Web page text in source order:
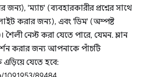
'ম্যাচ' (ব্যবহারকারীর প্রশ্নের সাথে
করার জন্য), এবং 'ডিম' (অস্পষ্ট
নেস্ট করা যেতে পারে, যেমন. ম্লান
করার জন্য আপনাকে পাঁচটি
এড়িয়ে যেতে হবে: